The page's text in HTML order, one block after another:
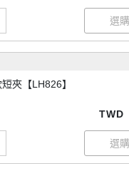
夾【LH826】
TWD